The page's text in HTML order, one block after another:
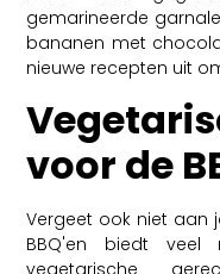
gemarineerde
bananen met
nieuwe recepten uit
voor de
Vergeet ook niet aan
BBQ'en biedt veel